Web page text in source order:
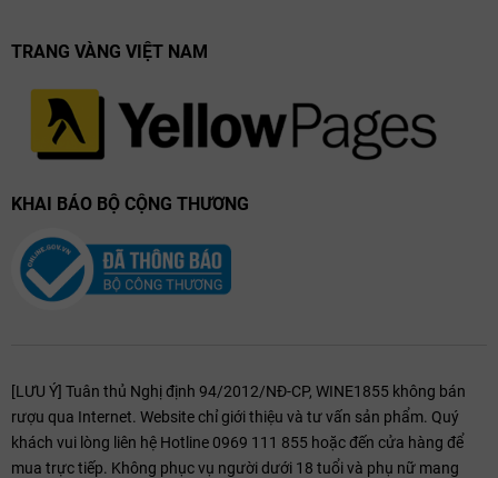
TRANG VÀNG VIỆT NAM
KHAI BÁO BỘ CỘNG THƯƠNG
[LƯU Ý] Tuân thủ Nghị định 94/2012/NĐ-CP, WINE1855 không bán
rượu qua Internet. Website chỉ giới thiệu và tư vấn sản phẩm. Quý
khách vui lòng liên hệ Hotline 0969 111 855 hoặc đến cửa hàng để
mua trực tiếp. Không phục vụ người dưới 18 tuổi và phụ nữ mang